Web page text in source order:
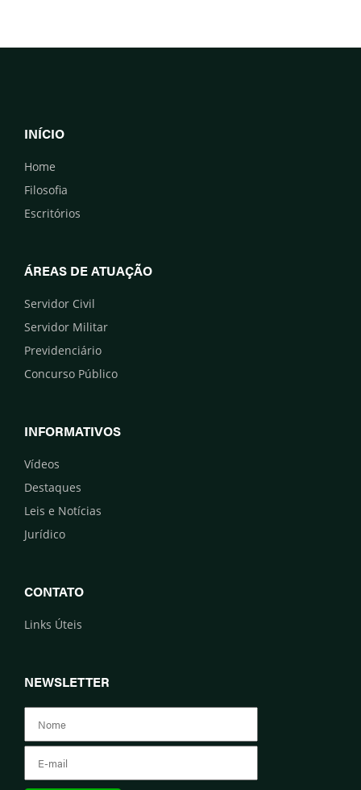
INÍCIO
Home
Filosofia
Escritórios
ÁREAS DE ATUAÇÃO
Servidor Civil
Servidor Militar
Previdenciário
Concurso Público
INFORMATIVOS
Vídeos
Destaques
Leis e Notícias
Jurídico
CONTATO
Links Úteis
NEWSLETTER